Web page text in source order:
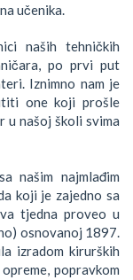
učenika.
naših tehničkih
po prvi put
Iznimno nam je
one koji prošle
u našoj školi svima
našim najmlađim
koji je zajedno sa
tjedna proveo u
osnovanoj 1897.
izradom kirurških
popravkom